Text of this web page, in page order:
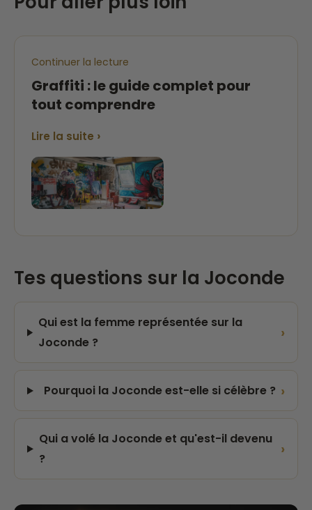
Continuer la lecture
Graffiti : le guide complet pour
tout comprendre
Lire la suite ›
Tes questions sur la Joconde
Qui est la femme représentée sur la
Joconde ?
›
Pourquoi la Joconde est-elle si célèbre ? ›
Qui a volé la Joconde et qu'est-il devenu
?
›